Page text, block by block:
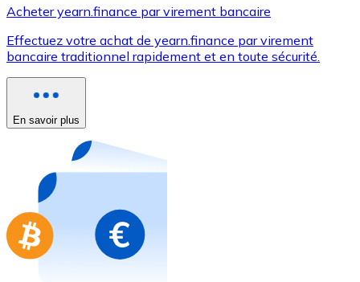
Carte de crédit / débit
Utilisez les cartes Visa et Mastercard pour acheter
Acheter avec carte
Nouveau
Achetez des cartes-cadeaux de vos marques
Aller à la boutique de cartes-cadeaux
Acheter yearn.finance par virement bancaire
Effectuez votre achat de yearn.finance par virement
bancaire traditionnel rapidement et en toute sécurité.
En savoir plus